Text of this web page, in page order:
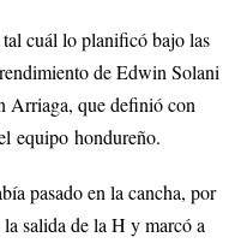
cuál lo planificó bajo las
de Edwin Solani
Arriaga, que definió con
equipo hondureño.
pasado en la cancha, por
salida de la H y marcó a